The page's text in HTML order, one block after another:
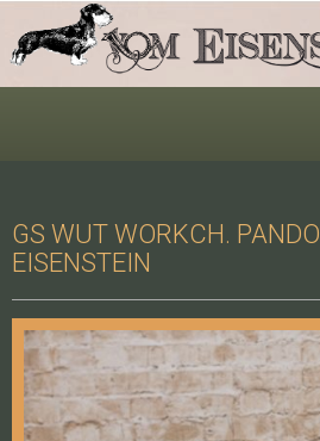
GS WUT WORKCH.
EISENSTEIN